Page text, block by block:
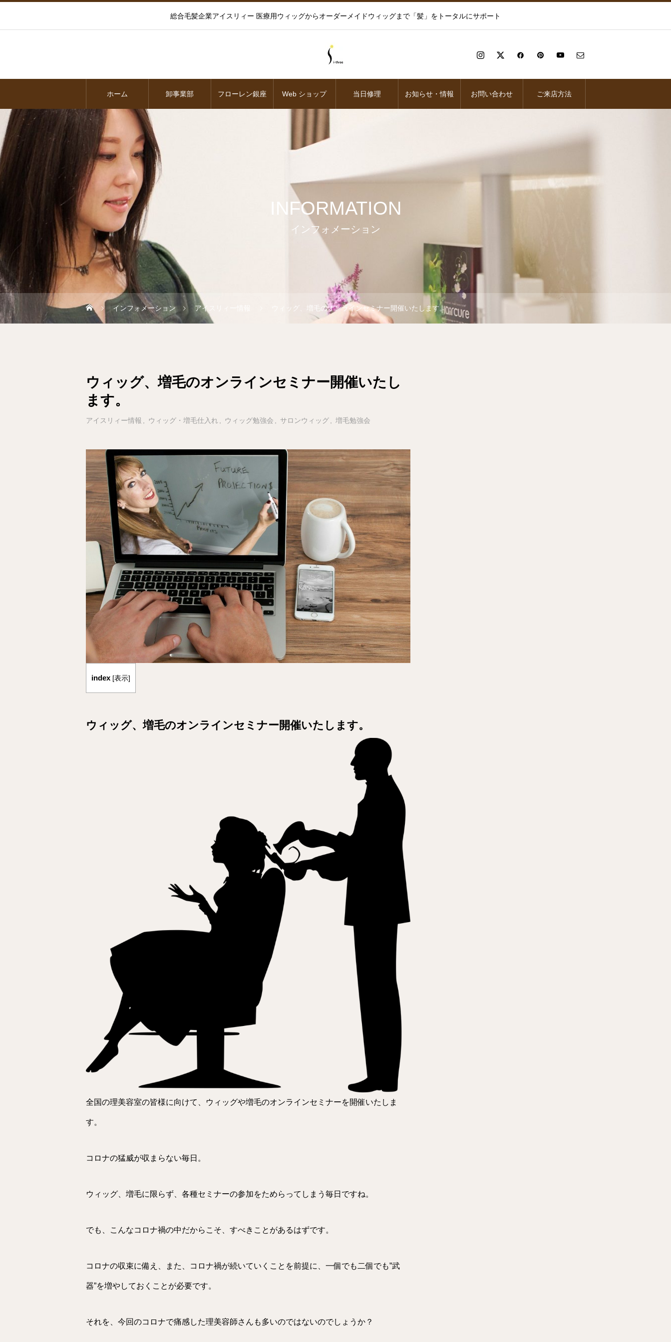
総合毛髪企業アイスリィー 医療用ウィッグからオーダーメイドウィッグまで「髪」をトータルにサポート
ホーム 卸事業部 フローレン銀座 Web ショップ 当日修理 お知らせ・情報 お問い合わせ ご来店方法
INFORMATION
インフォメーション
インフォメーション アイスリィー情報 ウィッグ、増毛のオンラインセミナー開催いたします。
ウィッグ、増毛のオンラインセミナー開催いたし
ます。
アイスリィー情報 ウィッグ・増毛仕入れ ウィッグ勉強会 サロンウィッグ 増毛勉強会
index [表示]
ウィッグ、増毛のオンラインセミナー開催いたします。
全国の理美容室の皆様に向けて、ウィッグや増毛のオンラインセミナーを開催いたしま
す。
コロナの猛威が収まらない毎日。
ウィッグ、増毛に限らず、各種セミナーの参加をためらってしまう毎日ですね。
でも、こんなコロナ禍の中だからこそ、すべきことがあるはずです。
コロナの収束に備え、また、コロナ禍が続いていくことを前提に、一個でも二個でも”武
器”を増やしておくことが必要です。
それを、今回のコロナで痛感した理美容師さんも多いのではないのでしょうか？